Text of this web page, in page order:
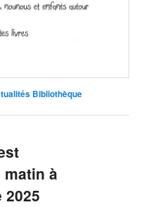
Bibliothèque
à